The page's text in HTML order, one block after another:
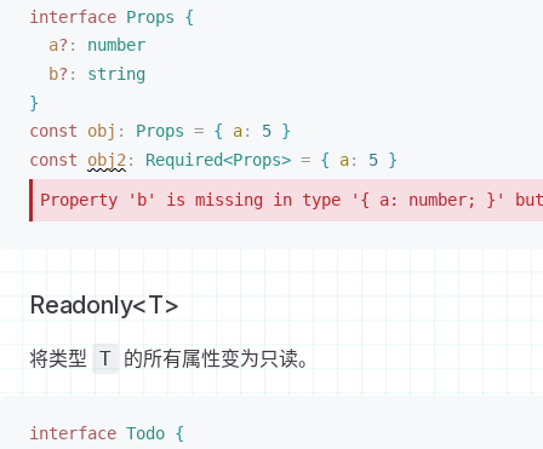
interface Props
{
a? : number
b? : string
}
const obj : Props = { a: 5 }
const obj2 : Required<Props> = { a: 5 }
Property 'b' is missing in type '{ a: number; }' but
Readonly<T>
将类型 T 的所有属性变为只读。
interface Todo {